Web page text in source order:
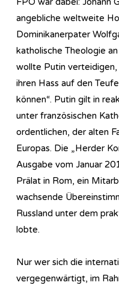
angebliche weltweite
Dominikanerpater
katholische Theologie
wollte Putin
ihren Hass auf den
können“. Putin gilt in
unter französischen
ordentlichen, der alten
Europas. Die „Herder
Ausgabe vom Januar
Prälat in Rom, ein
wachsende
Russland unter dem
lobte.
Nur wer sich die
vergegenwärtigt, im